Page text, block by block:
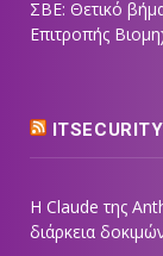
ΣΒΕ: Θετικό
Επιτροπής
Η Claude της
διάρκεια